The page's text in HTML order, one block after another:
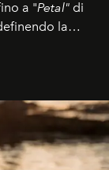
a "Petal" di
la